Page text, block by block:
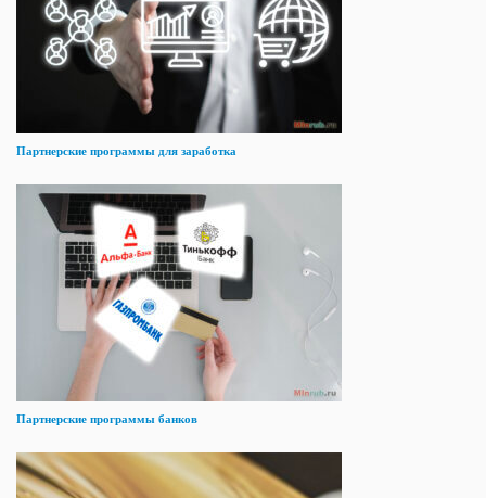
Партнерские программы для заработка
Партнерские программы банков